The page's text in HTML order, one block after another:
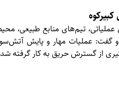
عملیاتی، تیم‌های منابع طبیعی،
و گفت: عملیات مهار و پایش
از گسترش حریق به کار گرفته